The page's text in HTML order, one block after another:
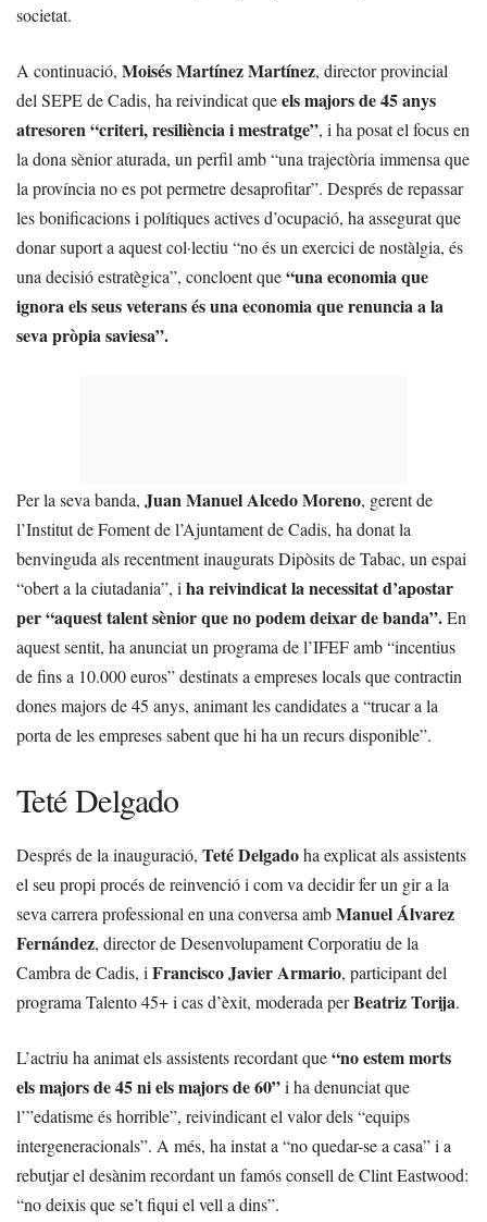
societat.
A continuació, Moisés Martínez Martínez, director provincial
del SEPE de Cadis, ha reivindicat queels majors de 45 anys
atresoren “criteri, resiliència i mestratge”, i ha posat el focus en
la dona sènior aturada, un perfil amb “una trajectòria immensa que
la província no es pot permetre desaprofitar”. Després de repassar
les bonificacions i polítiques actives d’ocupació, ha assegurat que
donar suport a aquest col·lectiu “no és un exercici de nostàlgia, és
una decisió estratègica”, concloent que“una economia que
ignora els seus veterans és una economia que renuncia a la
seva pròpia saviesa”.
Per la seva banda, Juan Manuel Alcedo Moreno, gerent de
l’Institut de Foment de l’Ajuntament de Cadis, ha donat la
benvinguda als recentment inaugurats Dipòsits de Tabac, un espai
“obert a la ciutadania”, iha reivindicat la necessitat d’apostar
per “aquest talent sènior que no podem deixar de banda”.En
aquest sentit, ha anunciat un programa de l’IFEF amb “incentius
de fins a 10.000 euros” destinats a empreses locals que contractin
dones majors de 45 anys, animant les candidates a “trucar a la
porta de les empreses sabent que hi ha un recurs disponible”.
Teté Delgado
Després de la inauguració, Teté Delgadoha explicat als assistents
el seu propi procés de reinvenció i com va decidir fer un gir a la
seva carrera professional en una conversa ambManuel Álvarez
Fernández, director de Desenvolupament Corporatiu de la
Cambra de Cadis, iFrancisco Javier Armario, participant del
programa Talento 45+ i cas d’èxit, moderada perBeatriz Torija.
L’actriu ha animat els assistents recordant que“no estem morts
els majors de 45 ni els majors de 60”i ha denunciat que
l’”edatisme és horrible”, reivindicant el valor dels “equips
intergeneracionals”. A més, ha instat a “no quedar-se a casa” i a
rebutjar el desànim recordant un famós consell de Clint Eastwood:
“no deixis que se’t fiqui el vell a dins”.